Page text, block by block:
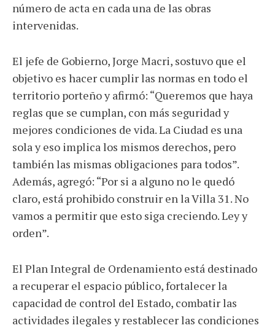
número de acta en cada una de las obras
intervenidas.
El jefe de Gobierno, Jorge Macri, sostuvo que el
objetivo es hacer cumplir las normas en todo el
territorio porteño y afirmó: “Queremos que haya
reglas que se cumplan, con más seguridad y
mejores condiciones de vida. La Ciudad es una
sola y eso implica los mismos derechos, pero
también las mismas obligaciones para todos”.
Además, agregó: “Por si a alguno no le quedó
claro, está prohibido construir en la Villa 31. No
vamos a permitir que esto siga creciendo. Ley y
orden”.
El Plan Integral de Ordenamiento está destinado
a recuperar el espacio público, fortalecer la
capacidad de control del Estado, combatir las
actividades ilegales y restablecer las condiciones